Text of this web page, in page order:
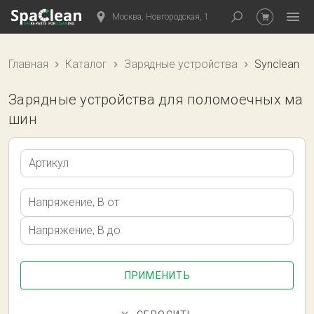
Москва, Новгородская, 1
Главная Каталог Зарядные устройства Synclean
Зарядные устройства для поломоечных ма
шин
Артикул
Напряжение, В от
Напряжение, В до
ПРИМЕНИТЬ